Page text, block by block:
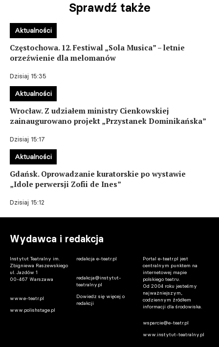
Sprawdź także
Częstochowa. 12. Festiwal „Sola Musica” – letnie
orzeźwienie dla melomanów
Dzisiaj 15:35
Aktualności
Wrocław. Z udziałem ministry Cienkowskiej
zainaugurowano projekt „Przystanek Dominikańska”
Dzisiaj 15:17
Aktualności
Gdańsk. Oprowadzanie kuratorskie po wystawie
„Idole perwersji Zofii de Ines”
Dzisiaj 15:12
Aktualności
Wydawca i redakcja
Instytut Teatralny im.
Zbigniewa Raszewskiego
ul. Jazdów 1
00-467 Warszawa
www.e-teatr.pl
www.polishstage.pl
redakcja e-teatr.pl
redakcja@instytut-
teatralny.pl
Dowiedz się więcej o
redakcji
Portal e-teatr.pl jest
centralnym punktem na
internetowej mapie
polskiego teatru.
Od 2004 roku jesteśmy
najważniejszym,
codziennym źródłem
informacji dla środowiska.
wsparcie@e-teatr.pl
www.instytut-teatralny.pl